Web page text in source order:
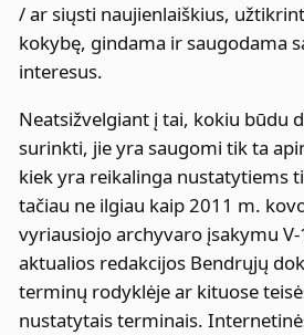
/ ar siųsti naujienlaiškius,
kokybę, gindama ir saugodama
interesus.
Neatsižvelgiant į tai, kokiu būdu
surinkti, jie yra saugomi tik ta
kiek yra reikalinga nustatytiems
tačiau ne ilgiau kaip 2011 m.
vyriausiojo archyvaro įsakymu
aktualios redakcijos Bendrųjų
terminų rodyklėje ar kituose
nustatytais terminais.